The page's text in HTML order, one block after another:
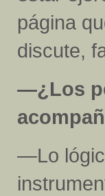
página
discute,
—¿Los
—Lo